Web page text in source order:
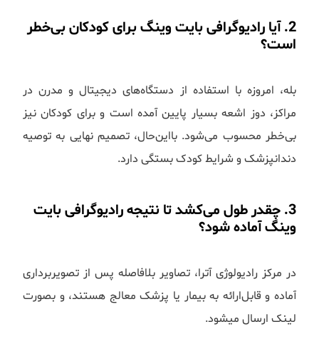
2. آیا رادیوگرافی بایت وینگ برای کودکان بی‌خطر
است؟
بله، امروزه با استفاده از دستگاه‌های دیجیتال و مدرن در
مراکز، دوز اشعه بسیار پایین آمده است و برای کودکان نیز
بی‌خطر محسوب می‌شود. بااین‌حال، تصمیم نهایی به توصیه
دندانپزشک و شرایط کودک بستگی دارد.
3. چقدر طول می‌کشد تا نتیجه رادیوگرافی بایت
وینگ آماده شود؟
در مرکز رادیولوژی آترا، تصاویر بلافاصله پس از تصویربرداری
آماده و قابل‌ارائه به بیمار یا پزشک معالج هستند، و بصورت
لینک ارسال میشود.